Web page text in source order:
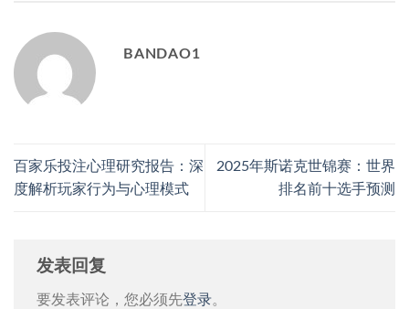
BANDAO1
百家乐投注心理研究报告：深
度解析玩家行为与心理模式
2025年斯诺克世锦赛：世界
排名前十选手预测
发表回复
要发表评论，您必须先登录。